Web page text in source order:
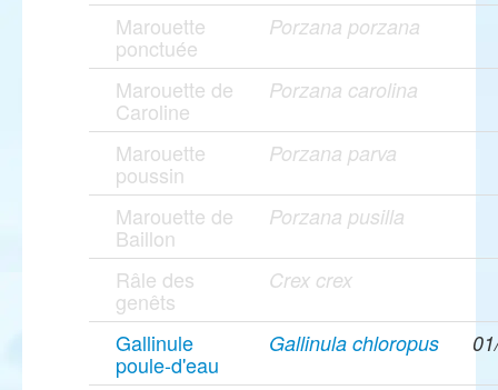
Marouette
ponctuée
Porzana porzana
Marouette de
Caroline
Porzana carolina
Marouette
poussin
Porzana parva
Marouette de
Baillon
Porzana pusilla
Râle des
genêts
Crex crex
Gallinule
poule-d'eau
Gallinula chloropus